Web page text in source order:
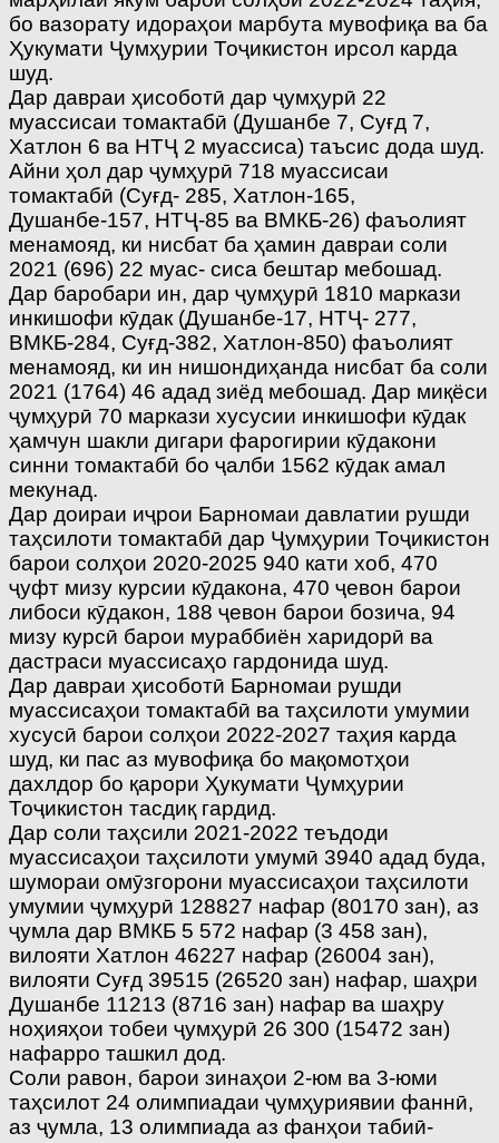
бо вазорату идораҳои марбута мувофиқа ва ба
Ҳукумати Ҷумҳурии Тоҷикистон ирсол карда
шуд.
Дар давраи ҳисоботӣ дар ҷумҳурӣ 22
муассисаи томактабӣ (Душанбе 7, Суғд 7,
Хатлон 6 ва НТҶ 2 муассиса) таъсис дода шуд.
Айни ҳол дар ҷумҳурӣ 718 муассисаи
томактабӣ (Суғд- 285, Хатлон-165,
Душанбе-157, НТҶ-85 ва ВМКБ-26) фаъолият
менамояд, ки нисбат ба ҳамин давраи соли
2021 (696) 22 муас- сиса бештар мебошад.
Дар баробари ин, дар ҷумҳурӣ 1810 маркази
инкишофи кӯдак (Душанбе-17, НТҶ- 277,
ВМКБ-284, Суғд-382, Хатлон-850) фаъолият
менамояд, ки ин нишондиҳанда нисбат ба соли
2021 (1764) 46 адад зиёд мебошад. Дар миқёси
ҷумҳурӣ 70 маркази хусусии инкишофи кӯдак
ҳамчун шакли дигари фарогирии кӯдакони
синни томактабӣ бо ҷалби 1562 кӯдак амал
мекунад.
Дар доираи иҷрои Барномаи давлатии рушди
таҳсилоти томактабӣ дар Ҷумҳурии Тоҷикистон
барои солҳои 2020-2025 940 кати хоб, 470
ҷуфт мизу курсии кӯдакона, 470 ҷевон барои
либоси кӯдакон, 188 ҷевон барои бозича, 94
мизу курсӣ барои мураббиён харидорӣ ва
дастраси муассисаҳо гардонида шуд.
Дар давраи ҳисоботӣ Барномаи рушди
муассисаҳои томактабӣ ва таҳсилоти умумии
хусусӣ барои солҳои 2022-2027 таҳия карда
шуд, ки пас аз мувофиқа бо мақомотҳои
дахлдор бо қарори Ҳукумати Ҷумҳурии
Тоҷикистон тасдиқ гардид.
Дар соли таҳсили 2021-2022 теъдоди
муассисаҳои таҳсилоти умумӣ 3940 адад буда,
шумораи омӯзгорони муассисаҳои таҳсилоти
умумии ҷумҳурӣ 128827 нафар (80170 зан), аз
ҷумла дар ВМКБ 5 572 нафар (3 458 зан),
вилояти Хатлон 46227 нафар (26004 зан),
вилояти Суғд 39515 (26520 зан) нафар, шаҳри
Душанбе 11213 (8716 зан) нафар ва шаҳру
ноҳияҳои тобеи ҷумҳурӣ 26 300 (15472 зан)
нафарро ташкил дод.
Соли равон, барои зинаҳои 2-юм ва 3-юми
таҳсилот 24 олимпиадаи ҷумҳуриявии фаннӣ,
аз ҷумла, 13 олимпиада аз фанҳои табиӣ-